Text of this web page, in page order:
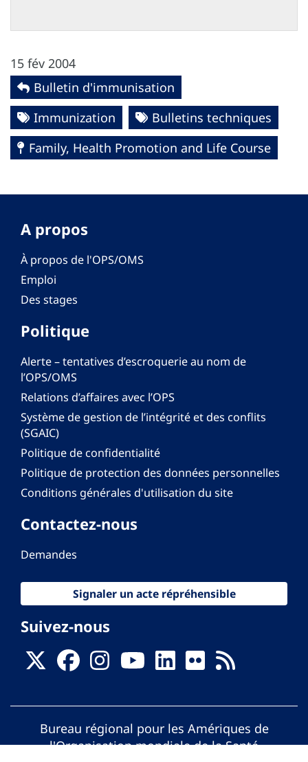
15 fév 2004
Bulletin d'immunisation
Immunization
Bulletins techniques
Family, Health Promotion and Life Course
A propos
À propos de l'OPS/OMS
Emploi
Des stages
Politique
Alerte – tentatives d’escroquerie au nom de
l’OPS/OMS
Relations d’affaires avec l’OPS
Système de gestion de l’intégrité et des conflits
(SGAIC)
Politique de confidentialité
Politique de protection des données personnelles
Conditions générales d'utilisation du site
Contactez-nous
Demandes
Signaler un acte répréhensible
Suivez-nous
Bureau régional pour les Amériques de
l'Organisation mondiale de la Santé